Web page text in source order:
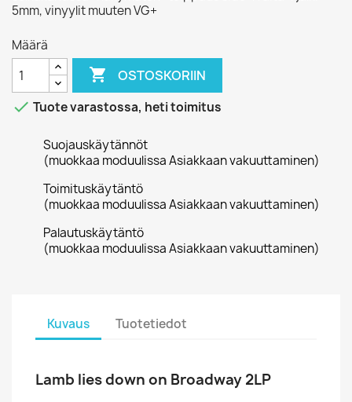
5mm, vinyylit muuten VG+
Määrä
 OSTOSKORIIN
 Tuote varastossa, heti toimitus
Suojauskäytännöt
(muokkaa moduulissa Asiakkaan vakuuttaminen)
Toimituskäytäntö
(muokkaa moduulissa Asiakkaan vakuuttaminen)
Palautuskäytäntö
(muokkaa moduulissa Asiakkaan vakuuttaminen)
Kuvaus Tuotetiedot
Lamb lies down on Broadway 2LP